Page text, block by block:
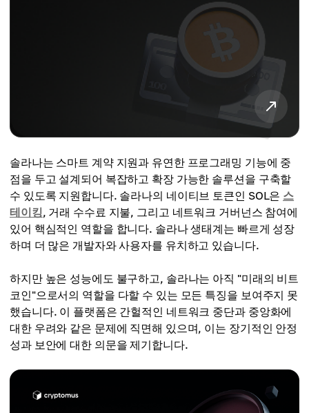
솔라나는 스마트 계약 지원과 유연한 프로그래밍 기능에 중
점을 두고 설계되어 복잡하고 확장 가능한 솔루션을 구축할
수 있도록 지원합니다. 솔라나의 네이티브 토큰인 SOL은 스
테이킹, 거래 수수료 지불, 그리고 네트워크 거버넌스 참여에
있어 핵심적인 역할을 합니다. 솔라나 생태계는 빠르게 성장
하며 더 많은 개발자와 사용자를 유치하고 있습니다.
하지만 높은 성능에도 불구하고, 솔라나는 아직 "미래의 비트
코인"으로서의 역할을 다할 수 있는 모든 특징을 보여주지 못
했습니다. 이 플랫폼은 간헐적인 네트워크 중단과 중앙화에
대한 우려와 같은 문제에 직면해 있으며, 이는 장기적인 안정
성과 보안에 대한 의문을 제기합니다.